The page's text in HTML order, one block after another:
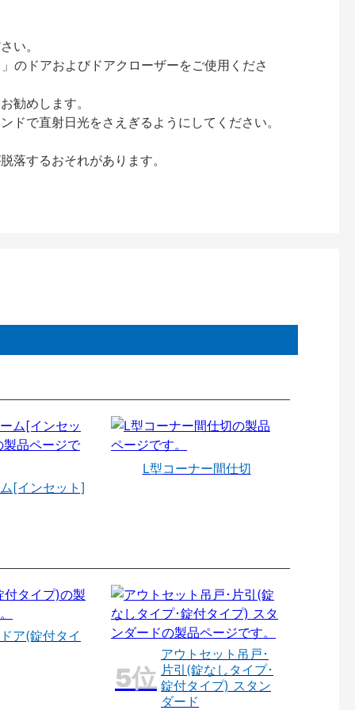
い。
のドアおよびドアクローザーをご使用くださ
勧めします。
で直射日光をさえぎるようにしてください。
するおそれがあります。
[インセット]
L型コーナー間仕切
ア(錠付タイ
アウトセット吊戸･
片引(錠なしタイプ･
錠付タイプ) スタン
ダード